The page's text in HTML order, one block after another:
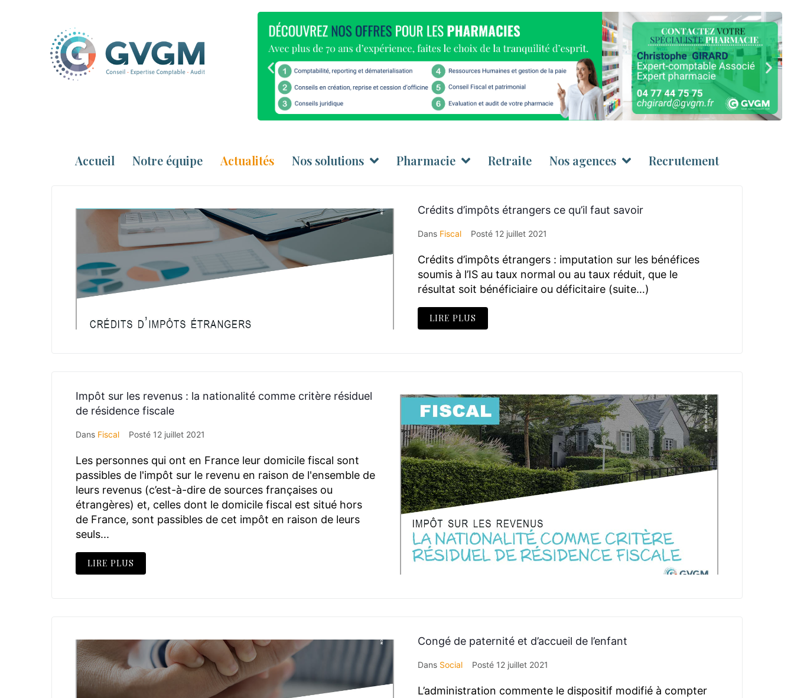
Accueil Notre équipe Actualités Nos solutions Pharmacie Retraite Nos agences Recrutement
Crédits d’impôts étrangers ce qu’il faut savoir
Dans Fiscal Posté 12 juillet 2021
Crédits d’impôts étrangers : imputation sur les bénéfices
soumis à l’IS au taux normal ou au taux réduit, que le
résultat soit bénéficiaire ou déficitaire (suite…)
LIRE PLUS
Impôt sur les revenus : la nationalité comme critère résiduel
de résidence fiscale
Dans Fiscal Posté 12 juillet 2021
Les personnes qui ont en France leur domicile fiscal sont
passibles de l'impôt sur le revenu en raison de l'ensemble de
leurs revenus (c’est-à-dire de sources françaises ou
étrangères) et, celles dont le domicile fiscal est situé hors
de France, sont passibles de cet impôt en raison de leurs
seuls...
LIRE PLUS
Congé de paternité et d’accueil de l’enfant
Dans Social Posté 12 juillet 2021
L’administration commente le dispositif modifié à compter